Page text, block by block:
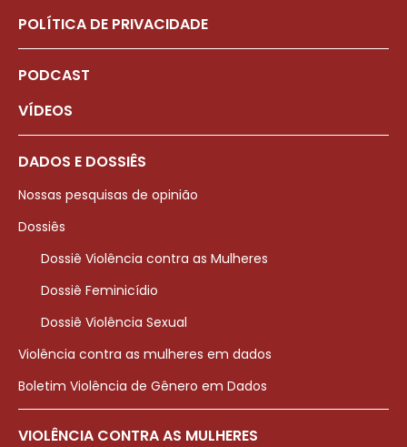
POLÍTICA DE PRIVACIDADE
PODCAST
VÍDEOS
DADOS E DOSSIÊS
Nossas pesquisas de opinião
Dossiês
Dossiê Violência contra as Mulheres
Dossiê Feminicídio
Dossiê Violência Sexual
Violência contra as mulheres em dados
Boletim Violência de Gênero em Dados
VIOLÊNCIA CONTRA AS MULHERES